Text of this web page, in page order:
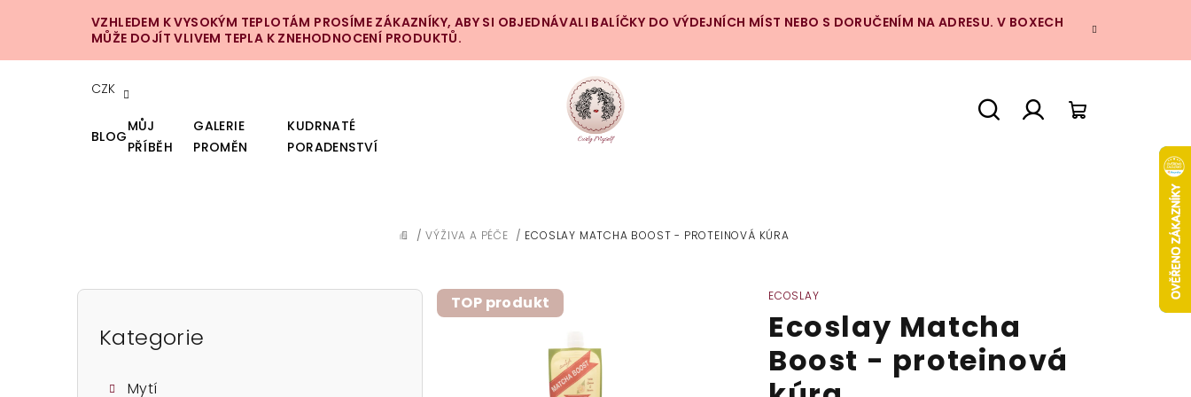
VZHLEDEM K VYSOKÝM TEPLOTÁM PROSÍME ZÁKAZNÍKY, ABY SI OBJEDNÁVALI BALÍČKY DO VÝDEJNÍCH MÍST NEBO S DORUČENÍM NA ADRESU. V BOXECH
MŮŽE DOJÍT VLIVEM TEPLA K ZNEHODNOCENÍ PRODUKTŮ.
CZK
BLOG
MŮJ
PŘÍBĚH
GALERIE
PROMĚN
KUDRNATÉ
PORADENSTVÍ
DOMŮ
/ VÝŽIVA A PÉČE / ECOSLAY MATCHA BOOST - PROTEINOVÁ KÚRA
P
Přeskočit
kategorie
Kategorie
Mytí
ECOSLAY
Ecoslay Matcha
Boost - proteinová
TOP produkt